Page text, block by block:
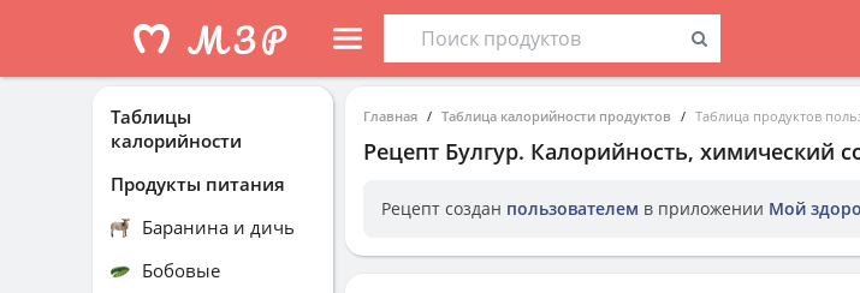
Главная Таблица калорийности продуктов Таблица продуктов
Рецепт Булгур. Калорийность, химический
Рецепт создан пользователем в приложении Мой
Таблицы
калорийности
Продукты питания
Баранина и дичь
Бобовые